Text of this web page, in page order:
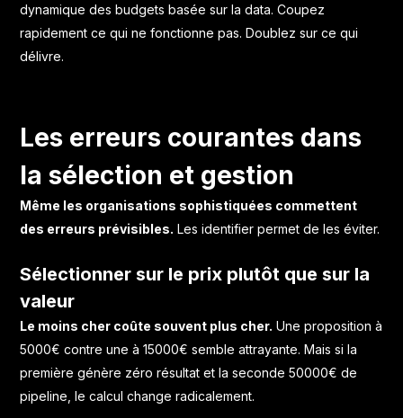
dynamique des budgets basée sur la data. Coupez
rapidement ce qui ne fonctionne pas. Doublez sur ce qui
délivre.
Les erreurs courantes dans
la sélection et gestion
Même les organisations sophistiquées commettent
des erreurs prévisibles. Les identifier permet de les éviter.
Sélectionner sur le prix plutôt que sur la
valeur
Le moins cher coûte souvent plus cher. Une proposition à
5000€ contre une à 15000€ semble attrayante. Mais si la
première génère zéro résultat et la seconde 50000€ de
pipeline, le calcul change radicalement.